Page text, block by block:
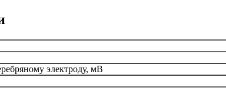
электроду, мВ